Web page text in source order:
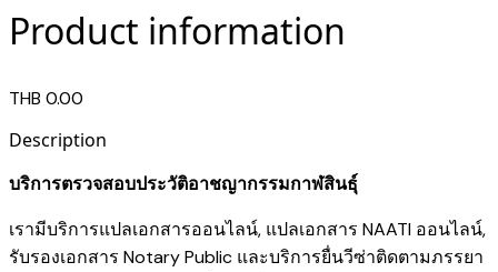
Product information
THB 0.00
Description
บริการตรวจสอบประวัติอาชญากรรมกาฬสินธุ์
เรามีบริการแปลเอกสารออนไลน์, แปลเอกสาร NAATI ออนไลน์,
รับรองเอกสาร Notary Public และบริการยื่นวีซ่าติดตามภรรยา